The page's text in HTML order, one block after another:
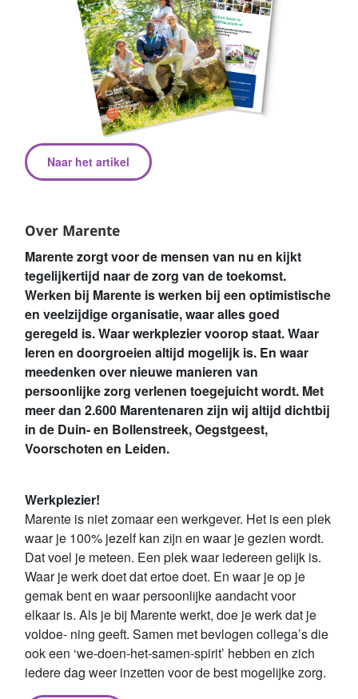
Over Marente
Marente zorgt voor de mensen van nu en kijkt
tegelijkertijd naar de zorg van de toekomst.
Werken bij Marente is werken bij een optimistische
en veelzijdige organisatie, waar alles goed
geregeld is. Waar werkplezier voorop staat. Waar
leren en doorgroeien altijd mogelijk is. En waar
meedenken over nieuwe manieren van
persoonlijke zorg verlenen toegejuicht wordt. Met
meer dan 2.600 Marentenaren zijn wij altijd dichtbij
in de Duin- en Bollenstreek, Oegstgeest,
Voorschoten en Leiden.
Werkplezier!
Marente is niet zomaar een werkgever. Het is een plek
waar je 100% jezelf kan zijn en waar je gezien wordt.
Dat voel je meteen. Een plek waar iedereen gelijk is.
Waar je werk doet dat ertoe doet. En waar je op je
gemak bent en waar persoonlijke aandacht voor
elkaar is. Als je bij Marente werkt, doe je werk dat je
voldoe- ning geeft. Samen met bevlogen collega’s die
ook een ‘we-doen-het-samen-spirit’ hebben en zich
iedere dag weer inzetten voor de best mogelijke zorg.
Naar het artikel